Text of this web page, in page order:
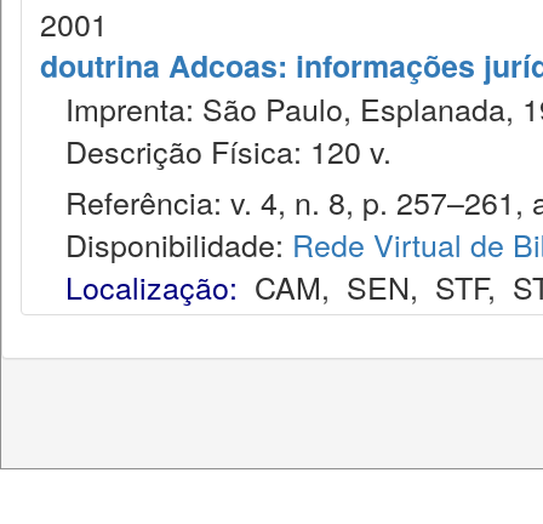
2001
doutrina Adcoas: informações
Imprenta: São Paulo, Esplanada,
Descrição Física: 120 v.
Referência: v. 4, n. 8, p. 257–261,
Disponibilidade: Rede Virtual de
Localização: CAM, SEN, STF,